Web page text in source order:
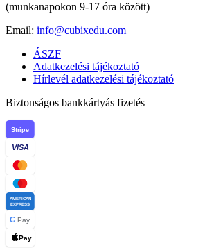
(munkanapokon 9-17 óra között)
Email: info@cubixedu.com
ÁSZF
Adatkezelési tájékoztató
Hírlevél adatkezelési tájékoztató
Biztonságos bankkártyás fizetés
Stripe
VISA
AMERICAN
EXPRESS
G Pay
Pay